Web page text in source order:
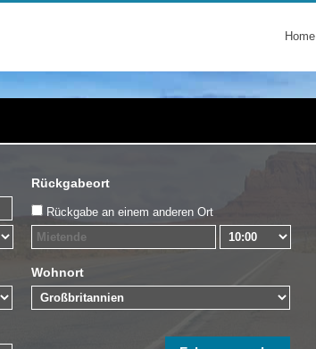
Home
Rückgabeort
Rückgabe an einem anderen Ort
Wohnort